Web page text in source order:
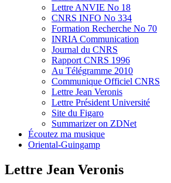
Lettre ANVIE No 18
CNRS INFO No 334
Formation Recherche No 70
INRIA Communication
Journal du CNRS
Rapport CNRS 1996
Au Télégramme 2010
Communique Officiel CNRS
Lettre Jean Veronis
Lettre Président Université
Site du Figaro
Summarizer on ZDNet
Écoutez ma musique
Oriental-Guingamp
Lettre Jean Veronis